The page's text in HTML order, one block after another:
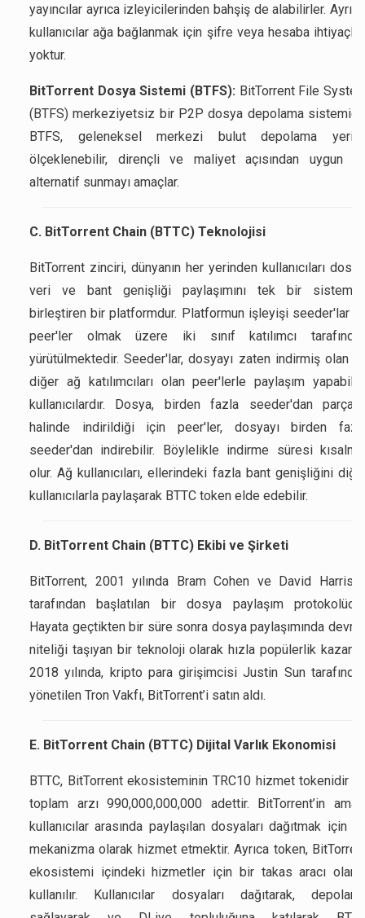
yayıncılar ayrıca izleyicilerinden bahşiş de alabilirler.
kullanıcılar ağa bağlanmak için şifre veya hesaba
yoktur.
BitTorrent Dosya Sistemi (BTFS): BitTorrent File
(BTFS) merkeziyetsiz bir P2P dosya depolama
BTFS, geleneksel merkezi bulut depolama
ölçeklenebilir, dirençli ve maliyet açısından uygun
alternatif sunmayı amaçlar.
C. BitTorrent Chain (BTTC) Teknolojisi
BitTorrent zinciri, dünyanın her yerinden kullanıcıları
veri ve bant genişliği paylaşımını tek bir
birleştiren bir platformdur. Platformun işleyişi seeder'lar
peer'ler olmak üzere iki sınıf katılımcı
yürütülmektedir. Seeder'lar, dosyayı zaten indirmiş olan
diğer ağ katılımcıları olan peer'lerle paylaşım
kullanıcılardır. Dosya, birden fazla seeder'dan
halinde indirildiği için peer'ler, dosyayı birden
seeder'dan indirebilir. Böylelikle indirme süresi
olur. Ağ kullanıcıları, ellerindeki fazla bant genişliğini
kullanıcılarla paylaşarak BTTC token elde edebilir.
D. BitTorrent Chain (BTTC) Ekibi ve Şirketi
BitTorrent, 2001 yılında Bram Cohen ve David
tarafından başlatılan bir dosya paylaşım
Hayata geçtikten bir süre sonra dosya paylaşımında
niteliği taşıyan bir teknoloji olarak hızla popülerlik
2018 yılında, kripto para girişimcisi Justin Sun
yönetilen Tron Vakfı, BitTorrent’i satın aldı.
E. BitTorrent Chain (BTTC) Dijital Varlık Ekonomisi
BTTC, BitTorrent ekosisteminin TRC10 hizmet tokenidir
toplam arzı 990,000,000,000 adettir. BitTorrent’in
kullanıcılar arasında paylaşılan dosyaları dağıtmak için
mekanizma olarak hizmet etmektir. Ayrıca token,
ekosistemi içindeki hizmetler için bir takas aracı
kullanılır. Kullanıcılar dosyaları dağıtarak,